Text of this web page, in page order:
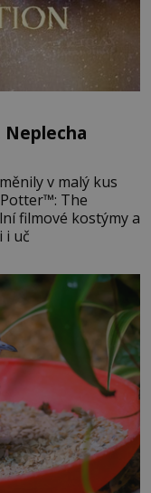
v malý kus
The
filmové kostýmy a
i uč